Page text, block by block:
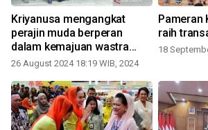
Kriyanusa mengangkat
perajin muda berperan
dalam kemajuan wastra
Indonesia
26 August 2024 18:19 WIB, 2024
Pameran
raih
18